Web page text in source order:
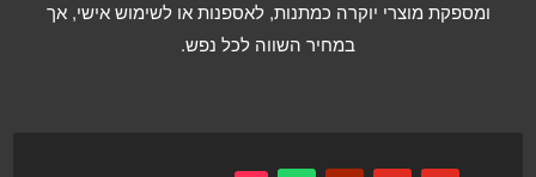
ומספקת מוצרי יוקרה כמתנות, לאספנות או לשימוש אישי, אך
במחיר השווה לכל נפש.